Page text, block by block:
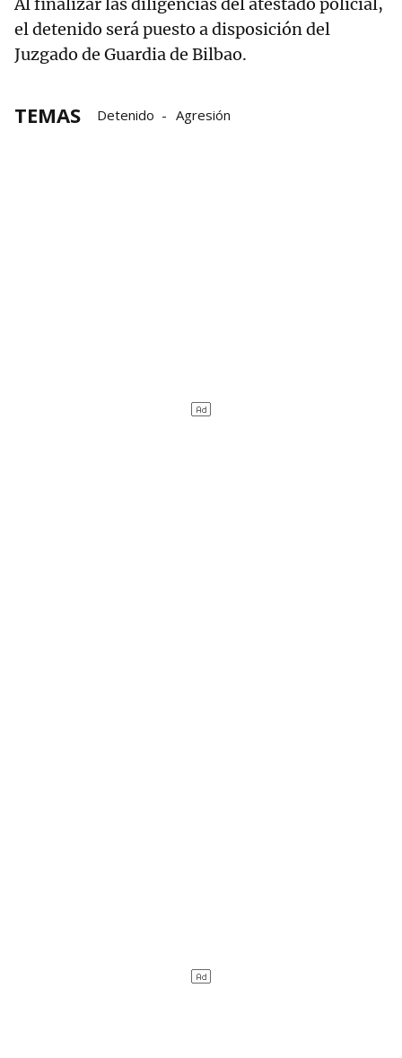
Al finalizar las diligencias del atestado policial,
el detenido será puesto a disposición del
Juzgado de Guardia de Bilbao.
TEMAS Detenido Agresión